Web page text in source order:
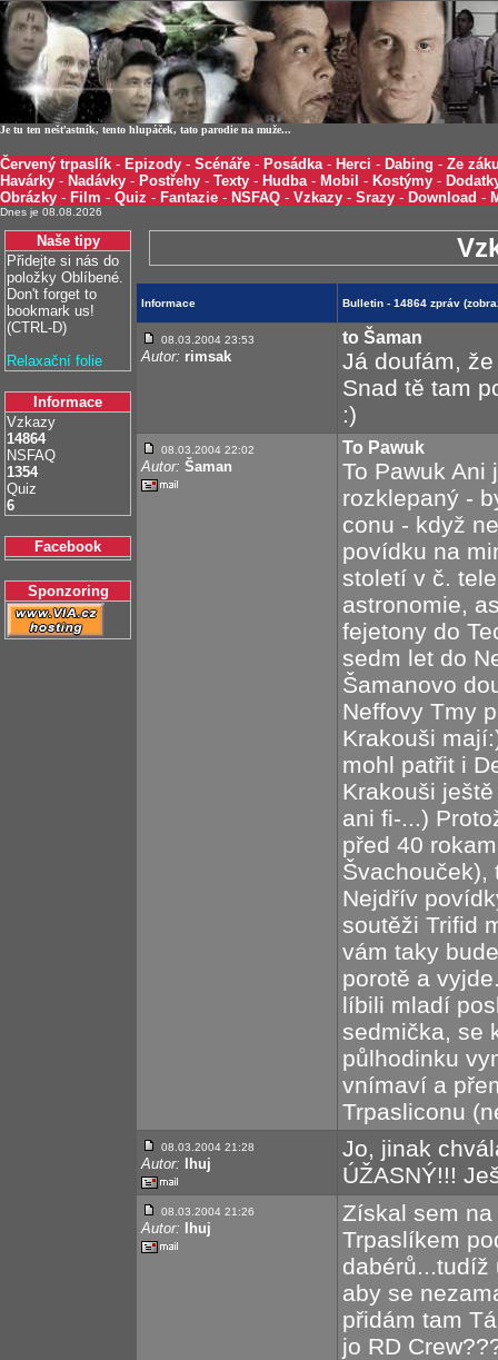
Je tu ten nešťastník, tento hlupáček, tato parodie na muže...
Červený trpaslík - Epizody - Scénáře - Posádka- Herci - Dabing - Ze
Havárky - Nadávky - Postřehy - Texty - Hudba- Mobil - Kostýmy -
Obrázky - Film - Quiz - Fantazie - NSFAQ - Vzkazy - Srazy - Download -
Dnes je 08.08.2026
Naše tipy
Přidejte si nás do
položky Oblíbené.
Don't forget to
bookmark us!
(CTRL-D)
Relaxační folie
Informace
Vzkazy
14864
NSFAQ
1354
Quiz
6
Facebook
Sponzoring
Informace Bulletin - 14864 zpráv
08.03.2004 23:53
Autor: rimsak
to Šaman
Já doufám,
Snad tě tam
:)
08.03.2004 22:02
Autor: Šaman
To Pawuk
To Pawuk Ani
rozklepaný -
conu - když
povídku na
století v č.
astronomie,
fejetony do
sedm let do
Šamanovo
Neffovy Tmy
Krakouši
mohl patřit i
Krakouši
ani fi-...)
před 40
Švachouček),
Nejdřív
soutěži Trifid
vám taky
porotě a
líbili mladí
sedmička, se
půlhodinku
vnímaví a
Trpasliconu
08.03.2004 21:28
Autor: Ihuj
Jo, jinak
ÚŽASNÝ!!!
08.03.2004 21:26
Autor: Ihuj
Získal sem
Trpaslíkem
dabérů...tudíž
aby se
přidám tam
jo RD